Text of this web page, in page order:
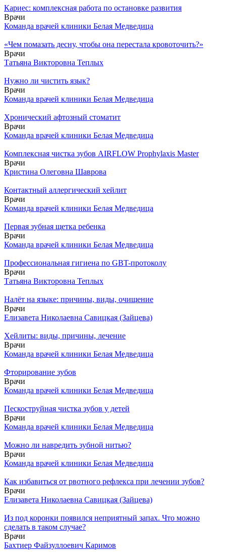
Кариес: комплексная работа по остановке развития
Врачи
Команда врачей клиники Белая Медведица
«Чем помазать десну, чтобы она перестала кровоточить?»
Врачи
Татьяна Викторовна Теплых
Нужно ли чистить язык?
Врачи
Команда врачей клиники Белая Медведица
Хронический афтозный стоматит
Врачи
Команда врачей клиники Белая Медведица
Комплексная чистка зубов AIRFLOW Prophylaxis Master
Врачи
Кристина Олеговна Шаврова
Контактный аллергический хейлит
Врачи
Команда врачей клиники Белая Медведица
Первая зубная щетка ребенка
Врачи
Команда врачей клиники Белая Медведица
Профессиональная гигиена по GBT-протоколу
Врачи
Татьяна Викторовна Теплых
Налёт на языке: причины, виды, очищение
Врачи
Елизавета Николаевна Савицкая (Зайцева)
Хейлиты: виды, причины, лечение
Врачи
Команда врачей клиники Белая Медведица
Фторирование зубов
Врачи
Команда врачей клиники Белая Медведица
Пескоструйная чистка зубов у детей
Врачи
Команда врачей клиники Белая Медведица
Можно ли навредить зубной нитью?
Врачи
Команда врачей клиники Белая Медведица
Как избавиться от рвотного рефлекса при лечении зубов?
Врачи
Елизавета Николаевна Савицкая (Зайцева)
Из под коронки появился неприятный запах. Что можно
сделать в таком случае?
Врачи
Бахтиер Файзуллоевич Каримов